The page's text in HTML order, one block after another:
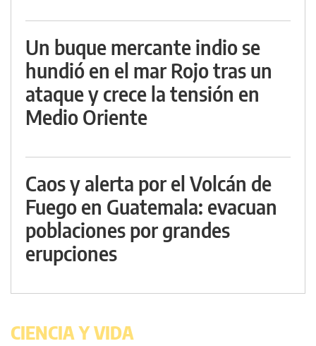
Un buque mercante indio se
hundió en el mar Rojo tras un
ataque y crece la tensión en
Medio Oriente
Caos y alerta por el Volcán de
Fuego en Guatemala: evacuan
poblaciones por grandes
erupciones
CIENCIA Y VIDA